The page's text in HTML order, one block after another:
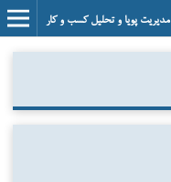
مدیریت پویا و تحلیل کسب و کار